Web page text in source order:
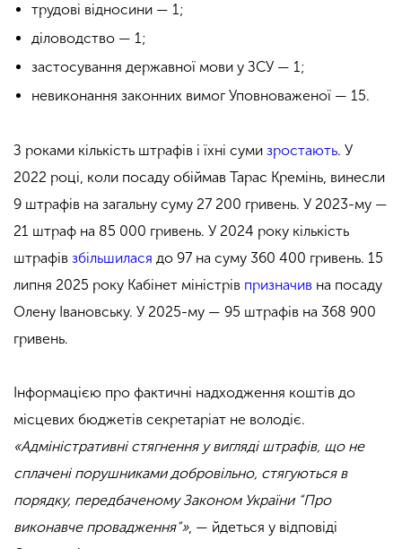
трудові відносини — 1;
діловодство — 1;
застосування державної мови у ЗСУ — 1;
невиконання законних вимог Уповноваженої — 15.
З роками кількість штрафів і їхні суми зростають. У
2022 році, коли посаду обіймав Тарас Кремінь, винесли
9 штрафів на загальну суму 27 200 гривень. У 2023-му —
21 штраф на 85 000 гривень. У 2024 року кількість
штрафів збільшилася до 97 на суму 360 400 гривень. 15
липня 2025 року Кабінет міністрів призначив на посаду
Олену Івановську. У 2025-му — 95 штрафів на 368 900
гривень.
Інформацією про фактичні надходження коштів до
місцевих бюджетів секретаріат не володіє.
«Адміністративні стягнення у вигляді штрафів, що не
сплачені порушниками добровільно, стягуються в
порядку, передбаченому Законом України “Про
виконавче провадження”», — йдеться у відповіді